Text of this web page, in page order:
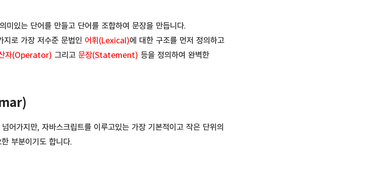
미있는 단어를 만들고 단어를 조합하여 문장을 만듭니다.
지로 가장 저수준 문법인 어휘(Lexical)에 대한 구조를 먼저 정의하고
자(Operator) 그리고 문장(Statement) 등을 정의하여 완벽한
어가지만, 자바스크립트를 이루고있는 가장 기본적이고 작은 단위의
부분이기도 합니다.